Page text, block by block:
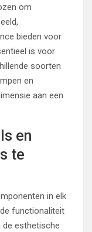
om
bieden voor
is voor
soorten
en
aan een
en
te
in elk
functionaliteit
de esthetische